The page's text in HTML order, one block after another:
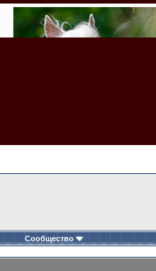
Сообщество